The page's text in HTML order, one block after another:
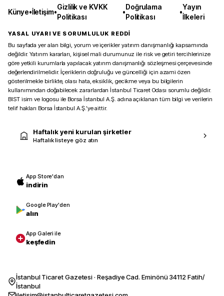
Künye•İletişim•
Gizlilik ve KVKK
Politikası
•
Doğrulama
Politikası
•
Yayın
İlkeleri
YASAL UYARI VE SORUMLULUK REDDİ
Bu sayfada yer alan bilgi, yorum ve içerikler yatırım danışmanlığı kapsamında
değildir. Yatırım kararları, kişisel mali durumunuz ile risk ve getiri tercihlerinize
göre yetkili kurumlarla yapılacak yatırım danışmanlığı sözleşmesi çerçevesinde
değerlendirilmelidir. İçeriklerin doğruluğu ve güncelliği için azami özen
gösterilmekle birlikte, olası hata, eksiklik, gecikme veya bu bilgilerin
kullanımından doğabilecek zararlardan İstanbul Ticaret Odası sorumlu değildir.
BIST isim ve logosu ile Borsa İstanbul A.Ş. adına açıklanan tüm bilgi ve verilerin
telif hakları Borsa İstanbul A.Ş.’ye aittir.
Haftalık yeni kurulan şirketler
Haftalık listeye göz atın
App Store'dan
indirin
Google Play'den
alın
App Galeri ile
keşfedin
İstanbul Ticaret Gazetesi · Reşadiye Cad. Eminönü 34112 Fatih/
İstanbul